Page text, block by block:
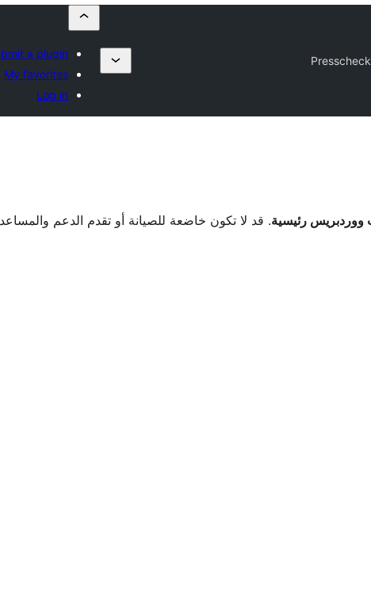
Presscheck
a plugin
My favorites
Log in
. قد لا تكون خاضعة للصيانة أو تقدم الدعم